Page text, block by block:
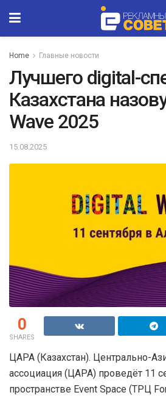
Home Главные новости
Лучшего digital-
Казахстана
Wave 2025
15.08.2025
0
SHARES
ЦАРА (Казахстан). Центрально-
ассоциация (ЦАРА) проведёт 11
пространстве Event Space (ТРЦ